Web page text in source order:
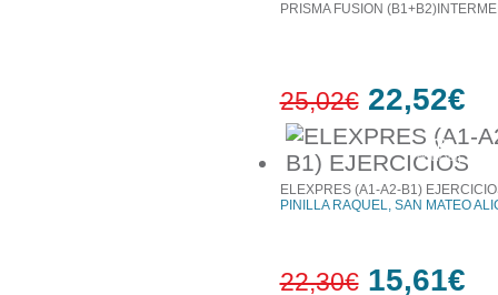
10%
έκπτωση
PRISMA FUSION
25,02€ 22,52€
ELEXPRES (A1-A2-B1)
PINILLA RAQUEL, SAN MATEO
22,30€ 15,61€